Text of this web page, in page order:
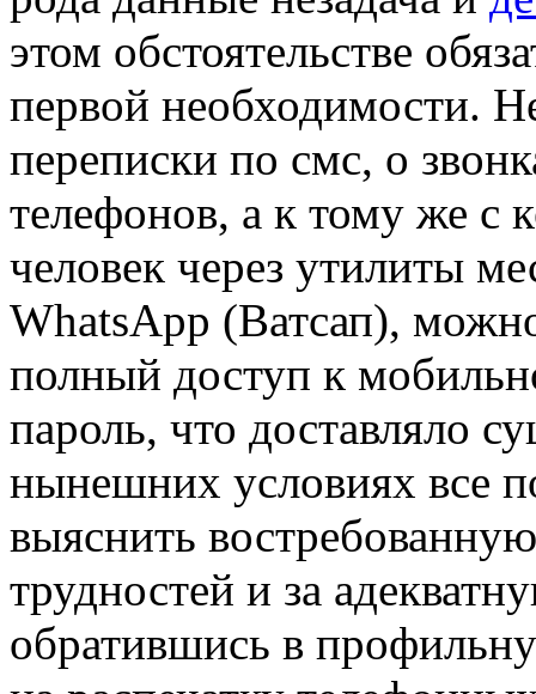
этом обстоятельстве
первой необходимости.
переписки по смс, о
телефонов, а к тому же с
человек через утилиты
WhatsApp (Ватсап),
полный доступ к
пароль, что доставляло
нынешних условиях все
выяснить
трудностей и за
обратившись в